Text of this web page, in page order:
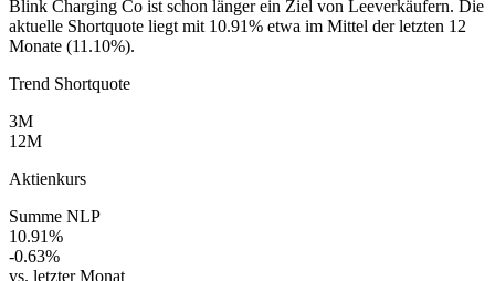
Blink Charging Co ist schon länger ein Ziel von Leeverkäufern. Die
aktuelle Shortquote liegt mit 10.91% etwa im Mittel der letzten 12
Monate (11.10%).
Trend Shortquote
3M
12M
Aktienkurs
Summe NLP
10.91%
-0.63%
vs. letzter Monat